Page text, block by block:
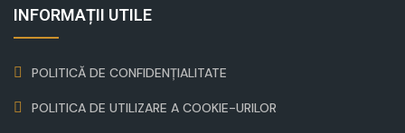
INFORMAȚII UTILE
POLITICĂ DE CONFIDENȚIALITATE
POLITICA DE UTILIZARE A COOKIE-URILOR